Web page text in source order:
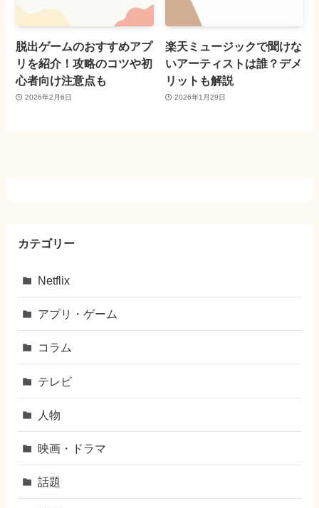
脱出ゲームのおすすめアプ
リを紹介！攻略のコツや初
心者向け注意点も
2026年2月6日
楽天ミュージックで聞けな
いアーティストは誰？デメ
リットも解説
2026年1月29日
カテゴリー
Netflix
アプリ・ゲーム
コラム
テレビ
人物
映画・ドラマ
話題